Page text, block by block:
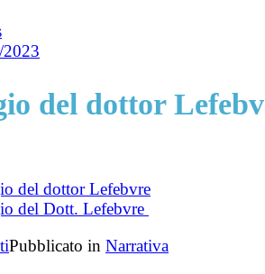
del dottor
del dottor Lefebvre
del Dott. Lefebvre
Pubblicato in Narrativa